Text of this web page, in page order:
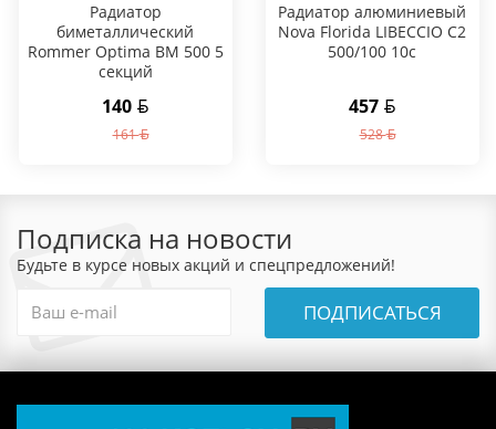
Радиатор
биметаллический
Rommer Optima BM 500 5
секций
140
161
Радиатор алюминиевый
Nova Florida LIBECCIO C2
500/100 10c
457
528
Подписка на новости
Будьте в курсе новых акций и спецпредложений!
ПОДПИСАТЬСЯ